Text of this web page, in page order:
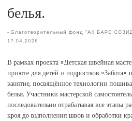
белья.
- Благотворительный фонд "АК БАРС
17.04.2026
В рамках проекта «Детская швейная
приюте для детей и подростков «Забота»
занятие, посвящённое технологии пошива
белья. Участники мастерской
последовательно отрабатывая все этапы
кроя до выполнения швов и обработки